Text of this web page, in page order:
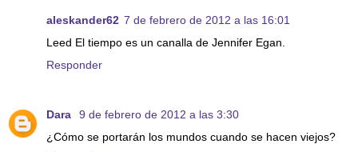
aleskander62 7 de febrero de 2012 a las 16:01
Leed El tiempo es un canalla de Jennifer Egan.
Responder
Dara
9 de febrero de 2012 a las 3:30
¿Cómo se portarán los mundos cuando se hacen viejos?